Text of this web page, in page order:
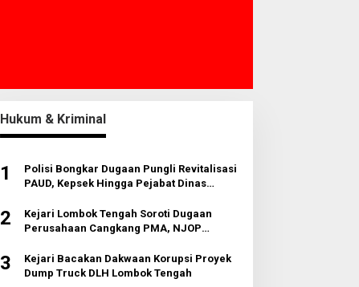
Hukum & Kriminal
1
Polisi Bongkar Dugaan Pungli Revitalisasi
PAUD, Kepsek Hingga Pejabat Dinas
2
Kejari Lombok Tengah Soroti Dugaan
Perusahaan Cangkang PMA, NJOP
Wisata
3
Kejari Bacakan Dakwaan Korupsi Proyek
Dump Truck DLH Lombok Tengah